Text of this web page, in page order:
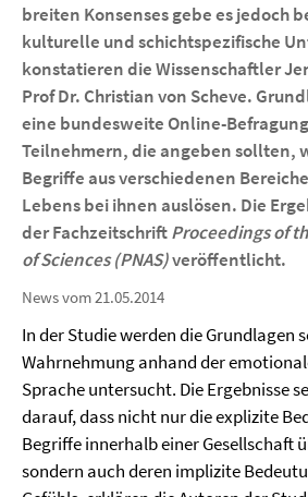
breiten Konsenses gebe es jedoch
kulturelle und schichtspezifische
konstatieren die Wissenschaftler
Prof Dr. Christian von Scheve.
eine bundesweite Online-
Teilnehmern, die angeben sollten,
Begriffe aus verschiedenen
Lebens bei ihnen auslösen. Die
der FachzeitschriftProceedings of
of Sciences (PNAS)veröffentlicht.
News vom 21.05.2014
In der Studie werden die Grundlagen
Wahrnehmung anhand der
Sprache untersucht. Die Ergebnisse
darauf, dass nicht nur die explizite
Begriffe innerhalb einer Gesellschaft
sondern auch deren implizite